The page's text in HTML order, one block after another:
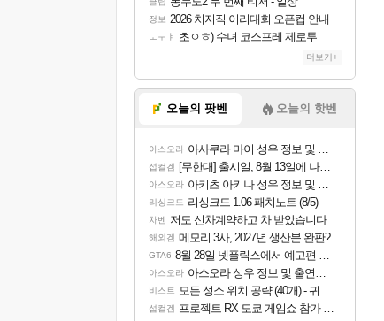
정보 2026 치지직 이리대회 오픈컵 안내
ㅗㅜㅑ 초ㅇㅎ) 수녀 코스프레 제로투
더보기+
오늘의 팟벤 오늘의 핫벤
아스오라 아사쿠라 마이 성우 정보 및 주요 필모
섭컬겜 [무한대] 출시일, 8월 13일에 나오나
아스오라 아키츠 아키나 성우 정보 및 주요 필모
리싱크드 리싱크드 1.06 패치노트 (8/5)
차벤 저도 신차계약하고 차 받았습니다
해외겜 메모리 3사, 2027년 생산분 완판?
GTA6 8월 28일 넷플릭스에서 예고편 공개 예정
아스오라 아스오라 성우 정보 및 출연작 모음
비스트 모든 성소 위치 공략 (40개) - 귀환한 영혼 도전과제
섭컬겜 프로젝트 RX 도쿄 게임쇼 참가 결정